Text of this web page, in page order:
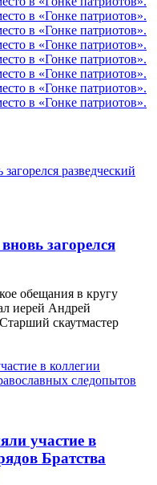
загорелся
обещания в кругу
иерей Андрей
скаутмастер
участие в
Братства